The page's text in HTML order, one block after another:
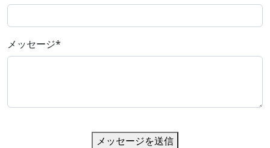
メッセージ*
メッセージを送信